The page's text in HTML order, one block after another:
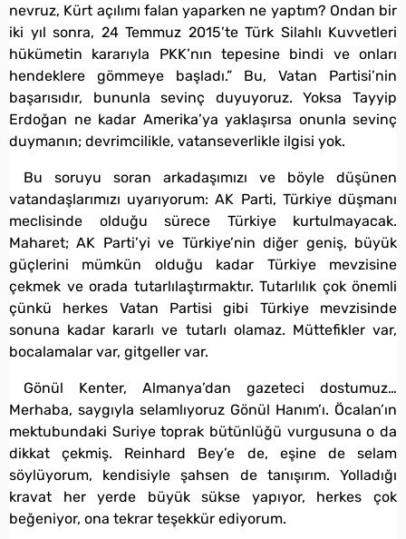
nevruz, Kürt açılımı falan yaparken ne yaptım? Ondan bir
iki yıl sonra, 24 Temmuz 2015’te Türk Silahlı Kuvvetleri
hükümetin kararıyla PKK’nın tepesine bindi ve onları
hendeklere gömmeye başladı.” Bu, Vatan Partisi’nin
başarısıdır, bununla sevinç duyuyoruz. Yoksa Tayyip
Erdoğan ne kadar Amerika’ya yaklaşırsa onunla sevinç
duymanın; devrimcilikle, vatanseverlikle ilgisi yok.
Bu soruyu soran arkadaşımızı ve böyle düşünen
vatandaşlarımızı uyarıyorum: AK Parti, Türkiye düşmanı
meclisinde olduğu sürece Türkiye kurtulmayacak.
Maharet; AK Parti’yi ve Türkiye’nin diğer geniş, büyük
güçlerini mümkün olduğu kadar Türkiye mevzisine
çekmek ve orada tutarlılaştırmaktır. Tutarlılık çok önemli
çünkü herkes Vatan Partisi gibi Türkiye mevzisinde
sonuna kadar kararlı ve tutarlı olamaz. Müttefikler var,
bocalamalar var, gitgeller var.
Gönül Kenter, Almanya’dan gazeteci dostumuz…
Merhaba, saygıyla selamlıyoruz Gönül Hanım’ı. Öcalan’ın
mektubundaki Suriye toprak bütünlüğü vurgusuna o da
dikkat çekmiş. Reinhard Bey’e de, eşine de selam
söylüyorum, kendisiyle şahsen de tanışırım. Yolladığı
kravat her yerde büyük sükse yapıyor, herkes çok
beğeniyor, ona tekrar teşekkür ediyorum.